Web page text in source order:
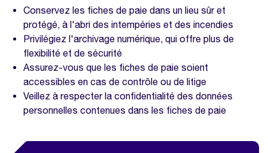
Conservez les fiches de paie dans un lieu sûr et
protégé, à l'abri des intempéries et des incendies
Privilégiez l'archivage numérique, qui offre plus de
flexibilité et de sécurité
Assurez-vous que les fiches de paie soient
accessibles en cas de contrôle ou de litige
Veillez à respecter la confidentialité des données
personnelles contenues dans les fiches de paie